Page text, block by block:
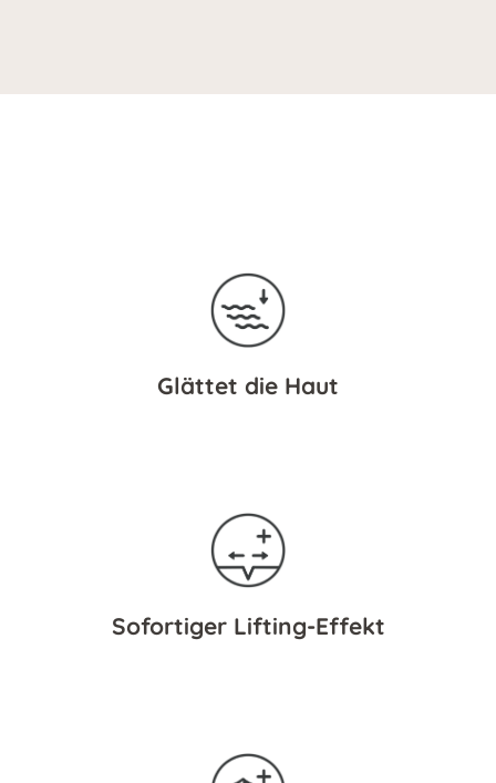
Glättet die Haut
Sofortiger Lifting-Effekt